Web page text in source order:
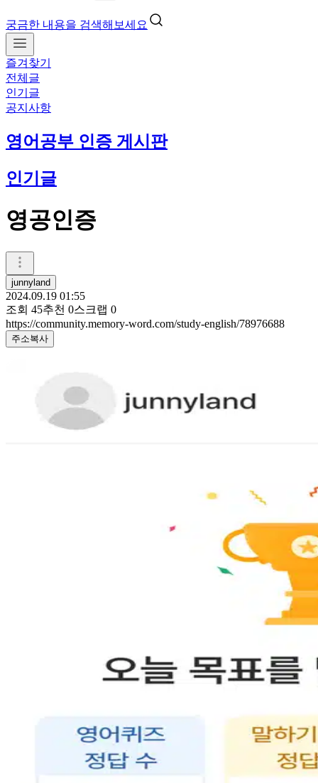
궁금한 내용을 검색해보세요
즐겨찾기
전체글
인기글
공지사항
영어공부 인증 게시판
인기글
영공인증
junnyland
2024.09.19 01:55
조회 45추천 0스크랩 0
https://community.memory-word.com/study-english/78976688
주소복사